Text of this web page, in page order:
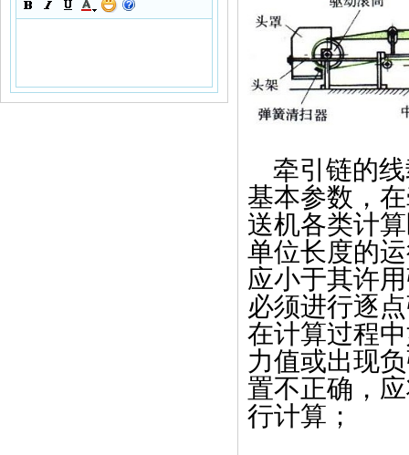
牵引链的
基本参数，
送机各类计
单位长度的
应小于其许
必须进行逐
在计算过程
力值或出现
置不正确，
行计算；